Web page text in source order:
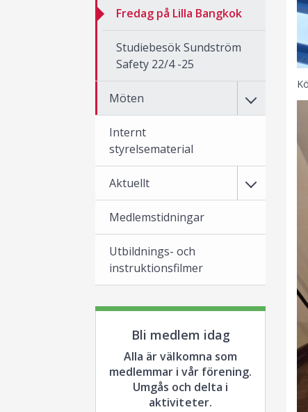
Fredag på Lilla Bangkok
Studiebesök Sundström
Safety 22/4 -25
Möten
Internt
styrelsematerial
Aktuellt
Medlemstidningar
Utbildnings- och
instruktionsfilmer
Bli medlem idag
Alla är välkomna som
medlemmar i vår förening.
Umgås och delta i
aktiviteter.